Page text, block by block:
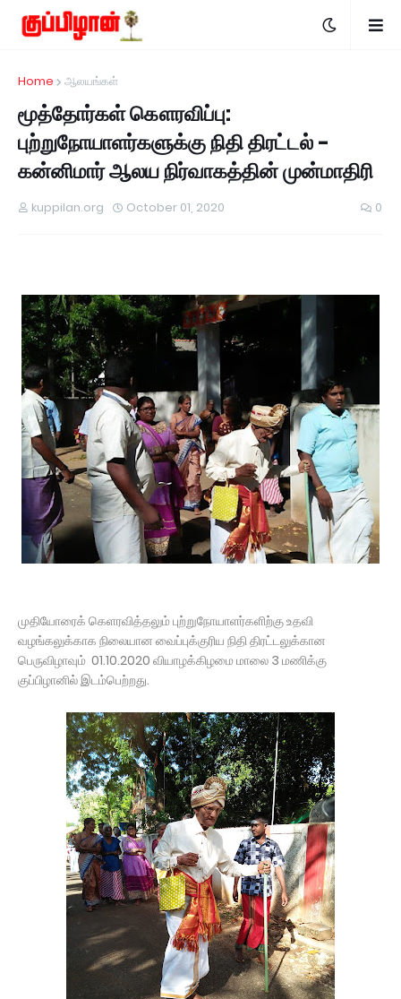
Home ஆலயங்கள்
மூத்தோர்கள் கௌரவிப்பு:
புற்றுநோயாளர்களுக்கு நிதி திரட்டல் -
கன்னிமார் ஆலய நிர்வாகத்தின் முன்மாதிரி
kuppilan.org October 01, 2020 0
முதியோரைக் கெளரவித்தலும் புற்றுநோயாளர்களிற்கு உதவி
வழங்கலுக்காக நிலையான வைப்புக்குரிய நிதி திரட்டலுக்கான
பெருவிழாவும் 01.10.2020 வியாழக்கிழமை மாலை 3 மணிக்கு
குப்பிழானில் இடம்பெற்றது.